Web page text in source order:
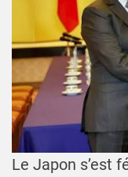
Le Japon s’est